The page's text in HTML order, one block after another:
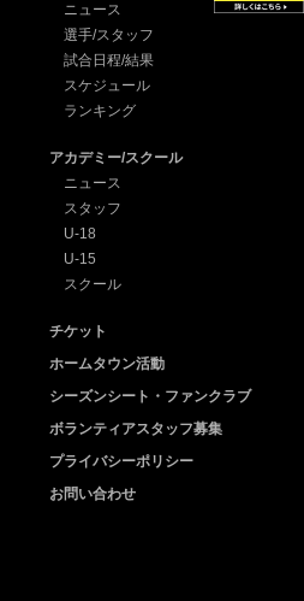
ニュース
選手/スタッフ
試合日程/結果
スケジュール
ランキング
アカデミー/スクール
ニュース
スタッフ
U-18
U-15
スクール
チケット
ホームタウン活動
シーズンシート・ファンクラブ
ボランティアスタッフ募集
プライバシーポリシー
お問い合わせ